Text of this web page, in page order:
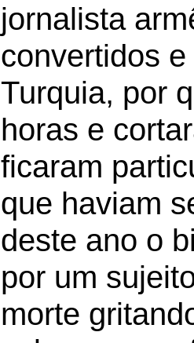
jornalista
convertidos
Turquia, por
horas e
ficaram
que haviam
deste ano o
por um
morte